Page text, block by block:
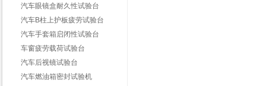
汽车眼镜盒耐久性试验台
汽车B柱上护板疲劳试验台
汽车手套箱启闭性试验台
车窗疲劳载荷试验台
汽车后视镜试验台
汽车燃油箱密封试验机